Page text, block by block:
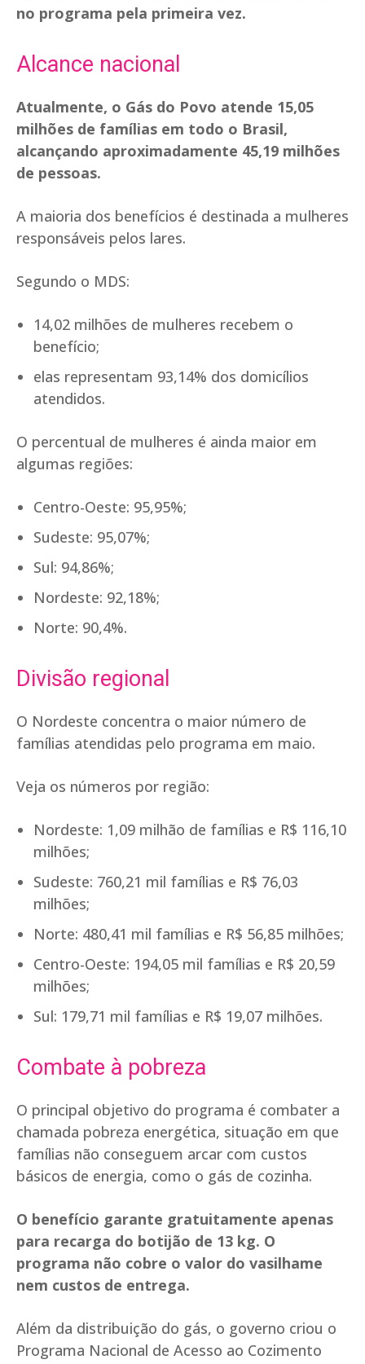
no programa pela primeira vez.
Alcance nacional
Atualmente, o Gás do Povo atende 15,05
milhões de famílias em todo o Brasil,
alcançando aproximadamente 45,19 milhões
de pessoas.
A maioria dos benefícios é destinada a mulheres
responsáveis pelos lares.
Segundo o MDS:
14,02 milhões de mulheres recebem o
benefício;
elas representam 93,14% dos domicílios
atendidos.
O percentual de mulheres é ainda maior em
algumas regiões:
Centro-Oeste: 95,95%;
Sudeste: 95,07%;
Sul: 94,86%;
Nordeste: 92,18%;
Norte: 90,4%.
Divisão regional
O Nordeste concentra o maior número de
famílias atendidas pelo programa em maio.
Veja os números por região:
Nordeste: 1,09 milhão de famílias e R$ 116,10
milhões;
Sudeste: 760,21 mil famílias e R$ 76,03
milhões;
Norte: 480,41 mil famílias e R$ 56,85 milhões;
Centro-Oeste: 194,05 mil famílias e R$ 20,59
milhões;
Sul: 179,71 mil famílias e R$ 19,07 milhões.
Combate à pobreza
O principal objetivo do programa é combater a
chamada pobreza energética, situação em que
famílias não conseguem arcar com custos
básicos de energia, como o gás de cozinha.
O benefício garante gratuitamente apenas
para recarga do botijão de 13 kg. O
programa não cobre o valor do vasilhame
nem custos de entrega.
Além da distribuição do gás, o governo criou o
Programa Nacional de Acesso ao Cozimento